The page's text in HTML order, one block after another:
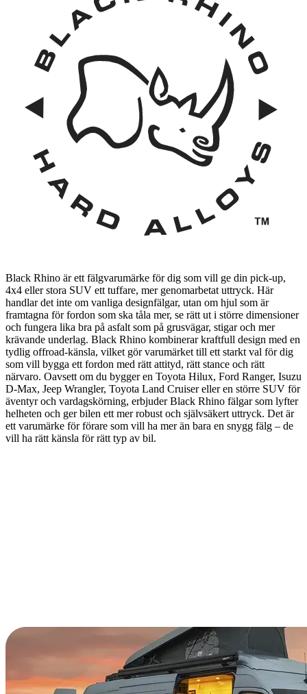
Black Rhino är ett fälgvarumärke för dig som vill ge din pick-up,
4x4 eller stora SUV ett tuffare, mer genomarbetat uttryck. Här
handlar det inte om vanliga designfälgar, utan om hjul som är
framtagna för fordon som ska tåla mer, se rätt ut i större dimensioner
och fungera lika bra på asfalt som på grusvägar, stigar och mer
krävande underlag. Black Rhino kombinerar kraftfull design med en
tydlig offroad-känsla, vilket gör varumärket till ett starkt val för dig
som vill bygga ett fordon med rätt attityd, rätt stance och rätt
närvaro. Oavsett om du bygger en Toyota Hilux, Ford Ranger, Isuzu
D-Max, Jeep Wrangler, Toyota Land Cruiser eller en större SUV för
äventyr och vardagskörning, erbjuder Black Rhino fälgar som lyfter
helheten och ger bilen ett mer robust och självsäkert uttryck. Det är
ett varumärke för förare som vill ha mer än bara en snygg fälg – de
vill ha rätt känsla för rätt typ av bil.